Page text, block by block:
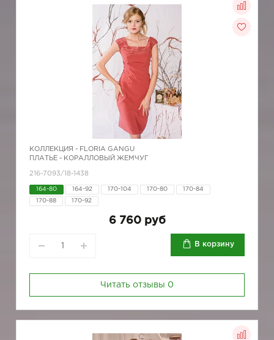
КОЛЛЕКЦИЯ - FLORIA GANGU
ПЛАТЬЕ - КОРАЛЛОВЫЙ ЖЕМЧУГ
216-7093/18-1438
164-80 164-92 170-104 170-80 170-84
170-88 170-92
6 760 руб
В корзину
Читать отзывы 0